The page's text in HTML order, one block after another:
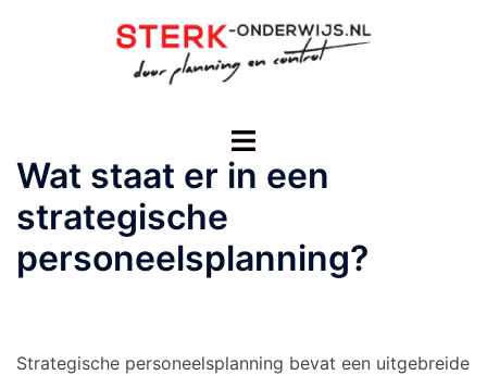
Toggle
menu
Wat staat er in een
strategische
personeelsplanning?
Strategische personeelsplanning bevat een uitgebreide